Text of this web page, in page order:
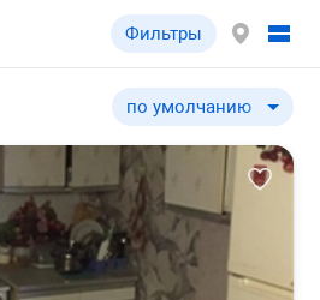
Фильтры
по умолчанию
по умолчанию
по цене ↓
по цене ↑
по шоссе ↓
по шоссе ↑